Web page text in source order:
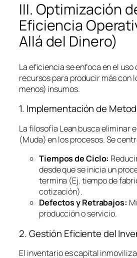
III. Optimización
Eficiencia
Allá del Dinero)
La eficiencia se enfoca en el uso
recursos para producir más con
menos) insumos.
1. Implementación de
La filosofía Leanbusca eliminar
(Muda) en los procesos. Se
Tiempos de Ciclo:
desde que se inicia un
termina (Ej. tiempo de
cotización).
Defectos y Retrabajos:
producción o servicio.
2. Gestión Eficiente del
El inventario es capital